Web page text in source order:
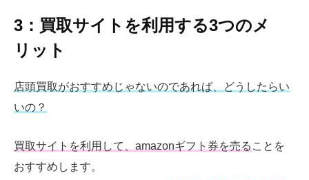
3：買取サイトを利用する3つのメ
リット
店頭買取がおすすめじゃないのであれば、どうしたらい
いの？
買取サイトを利用して、amazonギフト券を売る ことを
おすすめします。